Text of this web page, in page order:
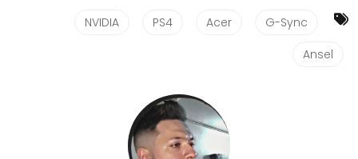
G-Sync
Acer
PS4
NVIDIA
Ansel